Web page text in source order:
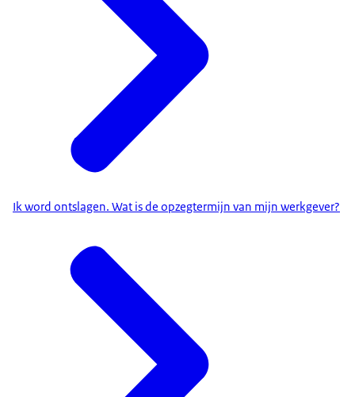
Ik word ontslagen. Wat is de opzegtermijn van mijn werkgever?